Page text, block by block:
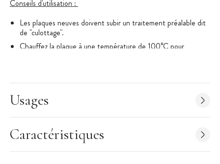
Conseils d'utilisation :
Les plaques neuves doivent subir un traitement préalable dit
de "culottage".
Chauffez la plaque à une température de 100°C pour
température de 180°C.
l'utilisation. L'opération de graissage est à renouveler avant
chaque emploi.
Usages
Caractéristiques